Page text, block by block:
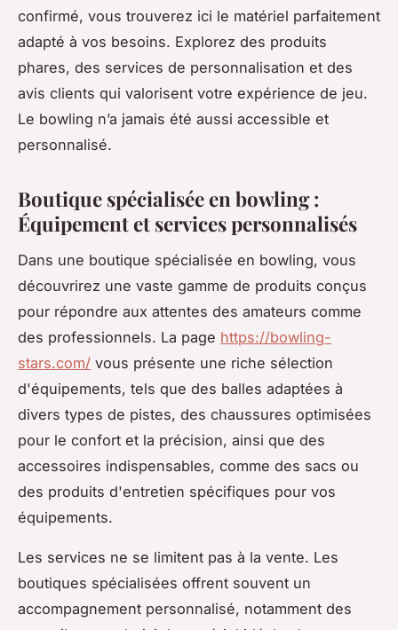
confirmé, vous trouverez ici le matériel parfaitement
adapté à vos besoins. Explorez des produits
phares, des services de personnalisation et des
avis clients qui valorisent votre expérience de jeu.
Le bowling n’a jamais été aussi accessible et
personnalisé.
Boutique spécialisée en bowling :
Équipement et services personnalisés
Dans une boutique spécialisée en bowling, vous
découvrirez une vaste gamme de produits conçus
pour répondre aux attentes des amateurs comme
des professionnels. La page https://bowling-
stars.com/ vous présente une riche sélection
d'équipements, tels que des balles adaptées à
divers types de pistes, des chaussures optimisées
pour le confort et la précision, ainsi que des
accessoires indispensables, comme des sacs ou
des produits d'entretien spécifiques pour vos
équipements.
Les services ne se limitent pas à la vente. Les
boutiques spécialisées offrent souvent un
accompagnement personnalisé, notamment des